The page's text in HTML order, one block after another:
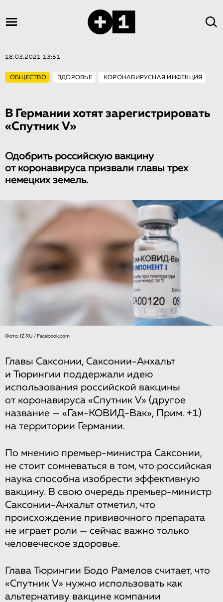
18.03.2021 13:51
ОБЩЕСТВО ЗДОРОВЬЕ КОРОНАВИРУСНАЯ ИНФЕКЦИЯ
В Германии хотят зарегистрировать
«Спутник V»
Одобрить российскую вакцину
от коронавируса призвали главы трех
немецких земель.
Фото: IZ.RU / Facebook.com
Главы Саксонии, Саксонии-Анхальт
и Тюрингии поддержали идею
использования российской вакцины
от коронавируса «Спутник V» (другое
название — «Гам-КОВИД-Вак», Прим. +1)
на территории Германии.
По мнению премьер-министра Саксонии,
не стоит сомневаться в том, что российская
наука способна изобрести эффективную
вакцину. В свою очередь премьер-министр
Саксонии-Анхальт отметил, что
происхождение прививочного препарата
не играет роли — сейчас важно только
человеческое здоровье.
Глава Тюрингии Бодо Рамелов считает, что
«Спутник V» нужно использовать как
альтернативу вакцине компании